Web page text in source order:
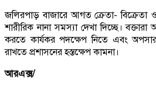
জলিরপাড় বাজারে আগত ক্রেতা- বিক্রেতা ও
শারীরিক নানা সমস্যা দেখা দিচ্ছে।
করতে কার্যকর পদক্ষেপ নিতে এবং
রাখতে প্রশাসনের হস্তক্ষেপ কামনা।
আরএক্স/